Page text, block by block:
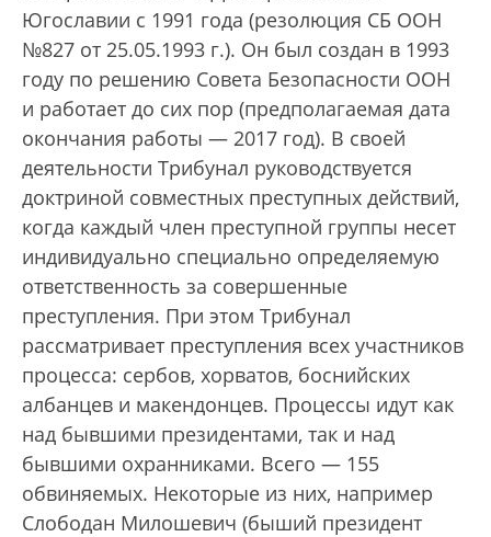
Югославии с 1991 года (резолюция СБ ООН
№827 от 25.05.1993 г.). Он был создан в 1993
году по решению Совета Безопасности ООН
и работает до сих пор (предполагаемая дата
окончания работы — 2017 год). В своей
деятельности Трибунал руководствуется
доктриной совместных преступных действий,
когда каждый член преступной группы несет
индивидуально специально определяемую
ответственность за совершенные
преступления. При этом Трибунал
рассматривает преступления всех участников
процесса: сербов, хорватов, боснийских
албанцев и макендонцев. Процессы идут как
над бывшими президентами, так и над
бывшими охранниками. Всего — 155
обвиняемых. Некоторые из них, например
Слободан Милошевич (быший президент